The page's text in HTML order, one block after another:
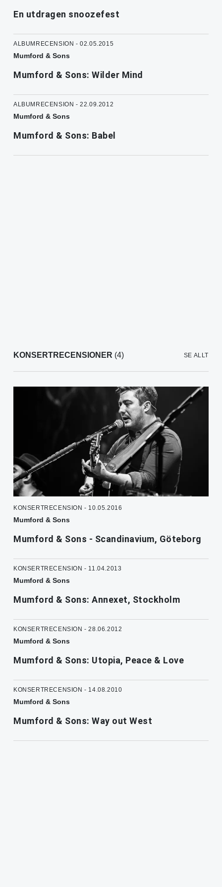
En utdragen snoozefest
ALBUMRECENSION - 02.05.2015
Mumford & Sons
Mumford & Sons: Wilder Mind
ALBUMRECENSION - 22.09.2012
Mumford & Sons
Mumford & Sons: Babel
KONSERTRECENSIONER (4) SE ALLT
KONSERTRECENSION - 10.05.2016
Mumford & Sons
Mumford & Sons - Scandinavium, Göteborg
KONSERTRECENSION - 11.04.2013
Mumford & Sons
Mumford & Sons: Annexet, Stockholm
KONSERTRECENSION - 28.06.2012
Mumford & Sons
Mumford & Sons: Utopia, Peace & Love
KONSERTRECENSION - 14.08.2010
Mumford & Sons
Mumford & Sons: Way out West